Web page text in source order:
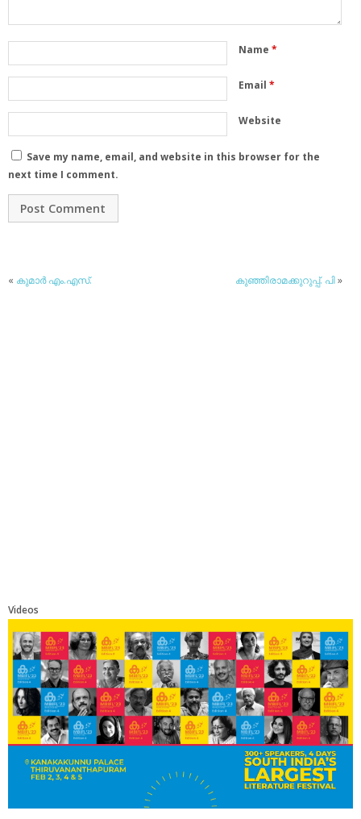
Name *
Email *
Website
Save my name, email, and website in this browser for the
next time I comment.
« കുമാര്‍ എം.എസ്. കുഞ്ഞിരാമക്കുറുപ്പ്. പി»
Videos